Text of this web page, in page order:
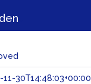
11-30T14:48:03+00:00